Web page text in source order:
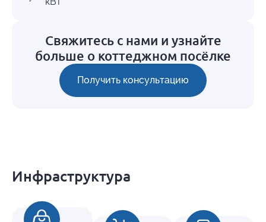
Свяжитесь с нами и узнайте
больше о коттеджном посёлке
Получить консультацию
Инфраструктура